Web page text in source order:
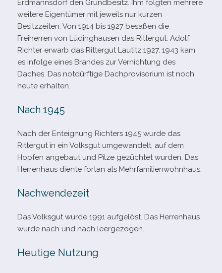
Erdmannsdorf den Grundbesitz. Ihm folg­ten meh­rere
wei­tere Eigentümer mit jeweils nur kur­zen
Besitzzeiten. Von 1914 bis 1927 besa­ßen die
Freiherren von Lüdinghausen das Rittergut. Adolf
Richter erwarb das Rittergut Lautitz 1927. 1943 kam
es infolge eines Brandes zur Vernichtung des
Daches. Das not­dürf­tige Dachprovisorium ist noch
heute erhalten.
Nach 1945
Nach der Enteignung Richters 1945 wurde das
Rittergut in ein Volksgut umge­wan­delt, auf dem
Hopfen ange­baut und Pilze gezüch­tet wur­den. Das
Herrenhaus diente fortan als Mehrfamilienwohnhaus.
Nachwendezeit
Das Volksgut wurde 1991 auf­ge­löst. Das Herrenhaus
wurde nach und nach leergezogen.
Heutige Nutzung